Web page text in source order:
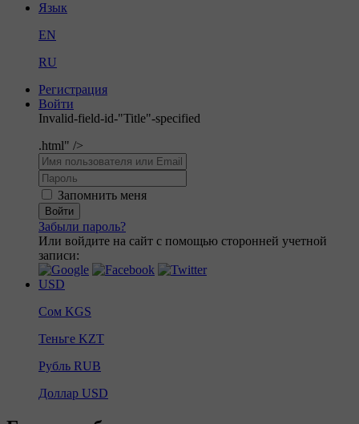
Язык
EN
RU
Регистрация
Войти
Invalid-field-id-"Title"-specified
.html" />
Запомнить меня
Войти
Забыли пароль?
Или войдите на сайт с помощью сторонней учетной
записи:
USD
Сом KGS
Теньге KZT
Рубль RUB
Доллар USD